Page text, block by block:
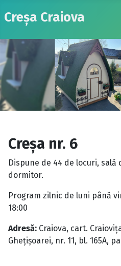
Creșa Craiova
Creșa nr. 6
Dispune de 44 de locuri, sală
dormitor.
Program zilnic de luni până
18:00
Adresă: Craiova, cart.
Gheţişoarei, nr. 11, bl. 165A,